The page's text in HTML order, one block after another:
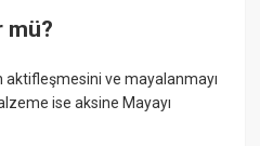
mü?
aktifleşmesini ve mayalanmayı
ise aksine Mayayı